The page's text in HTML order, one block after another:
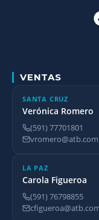
VENTAS
SANTA CRUZ
Verónica Romero
(591) 77701801
LA PAZ
Carola Figueroa
(591) 76798855